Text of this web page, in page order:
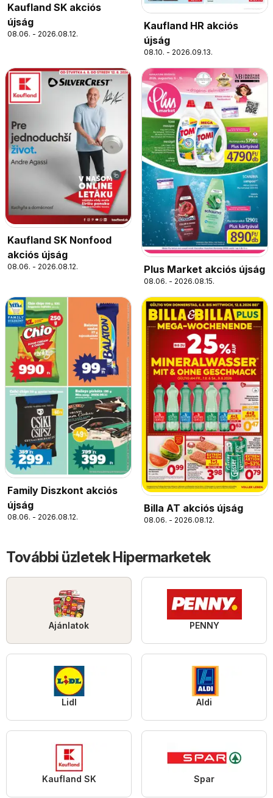
Kaufland SK akciós
újság
08.06. - 2026.08.12.
Kaufland HR akciós
újság
08.10. - 2026.09.13.
Kaufland SK Nonfood
akciós újság
08.06. - 2026.08.12. Plus Market akciós újság
08.06. - 2026.08.15.
Family Diszkont akciós
újság
08.06. - 2026.08.12.
Billa AT akciós újság
08.06. - 2026.08.12.
További üzletek Hipermarketek
Ajánlatok PENNY
Lidl Aldi
Kaufland SK Spar